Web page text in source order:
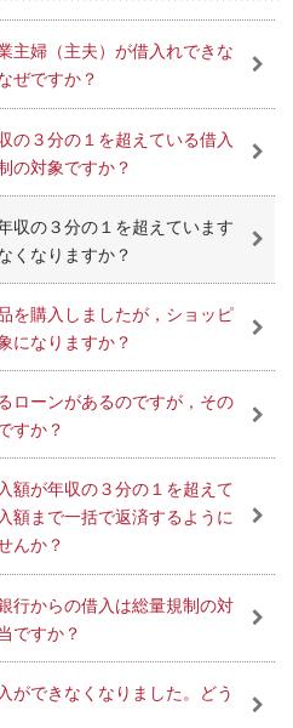
主婦（主夫）が借入れできな
ぜですか？
の３分の１を超えている借入
の対象ですか？
収の３分の１を超えています
くなりますか？
を購入しましたが，ショッピ
になりますか？
ローンがあるのですが，その
すか？
額が年収の３分の１を超えて
額まで一括で返済するように
んか？
行からの借入は総量規制の対
ですか？
ができなくなりました。どう